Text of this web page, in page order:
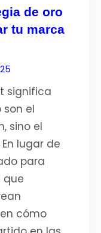
de oro
tu marca
significa
son el
sino el
lugar de
para
que
cómo